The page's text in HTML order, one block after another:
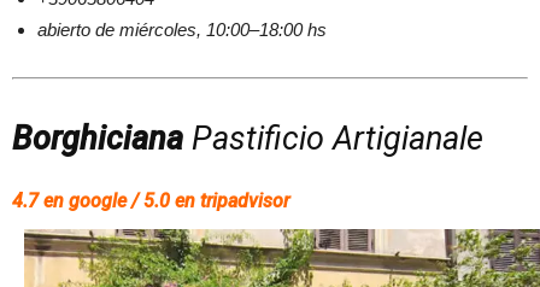
abierto de miércoles, 10:00–18:00 hs
Borghiciana Pastificio Artigianale
4.7 en google / 5.0 en tripadvisor